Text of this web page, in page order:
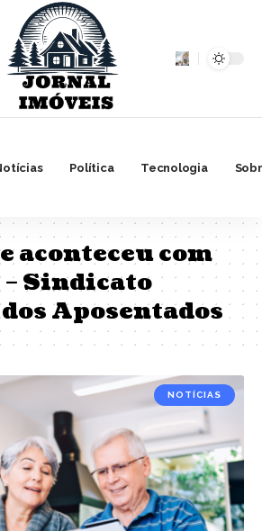
Política Tecnologia
aconteceu com
Sindicato
Aposentados
NOTÍCIAS